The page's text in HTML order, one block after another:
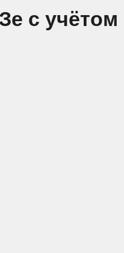
с учётом